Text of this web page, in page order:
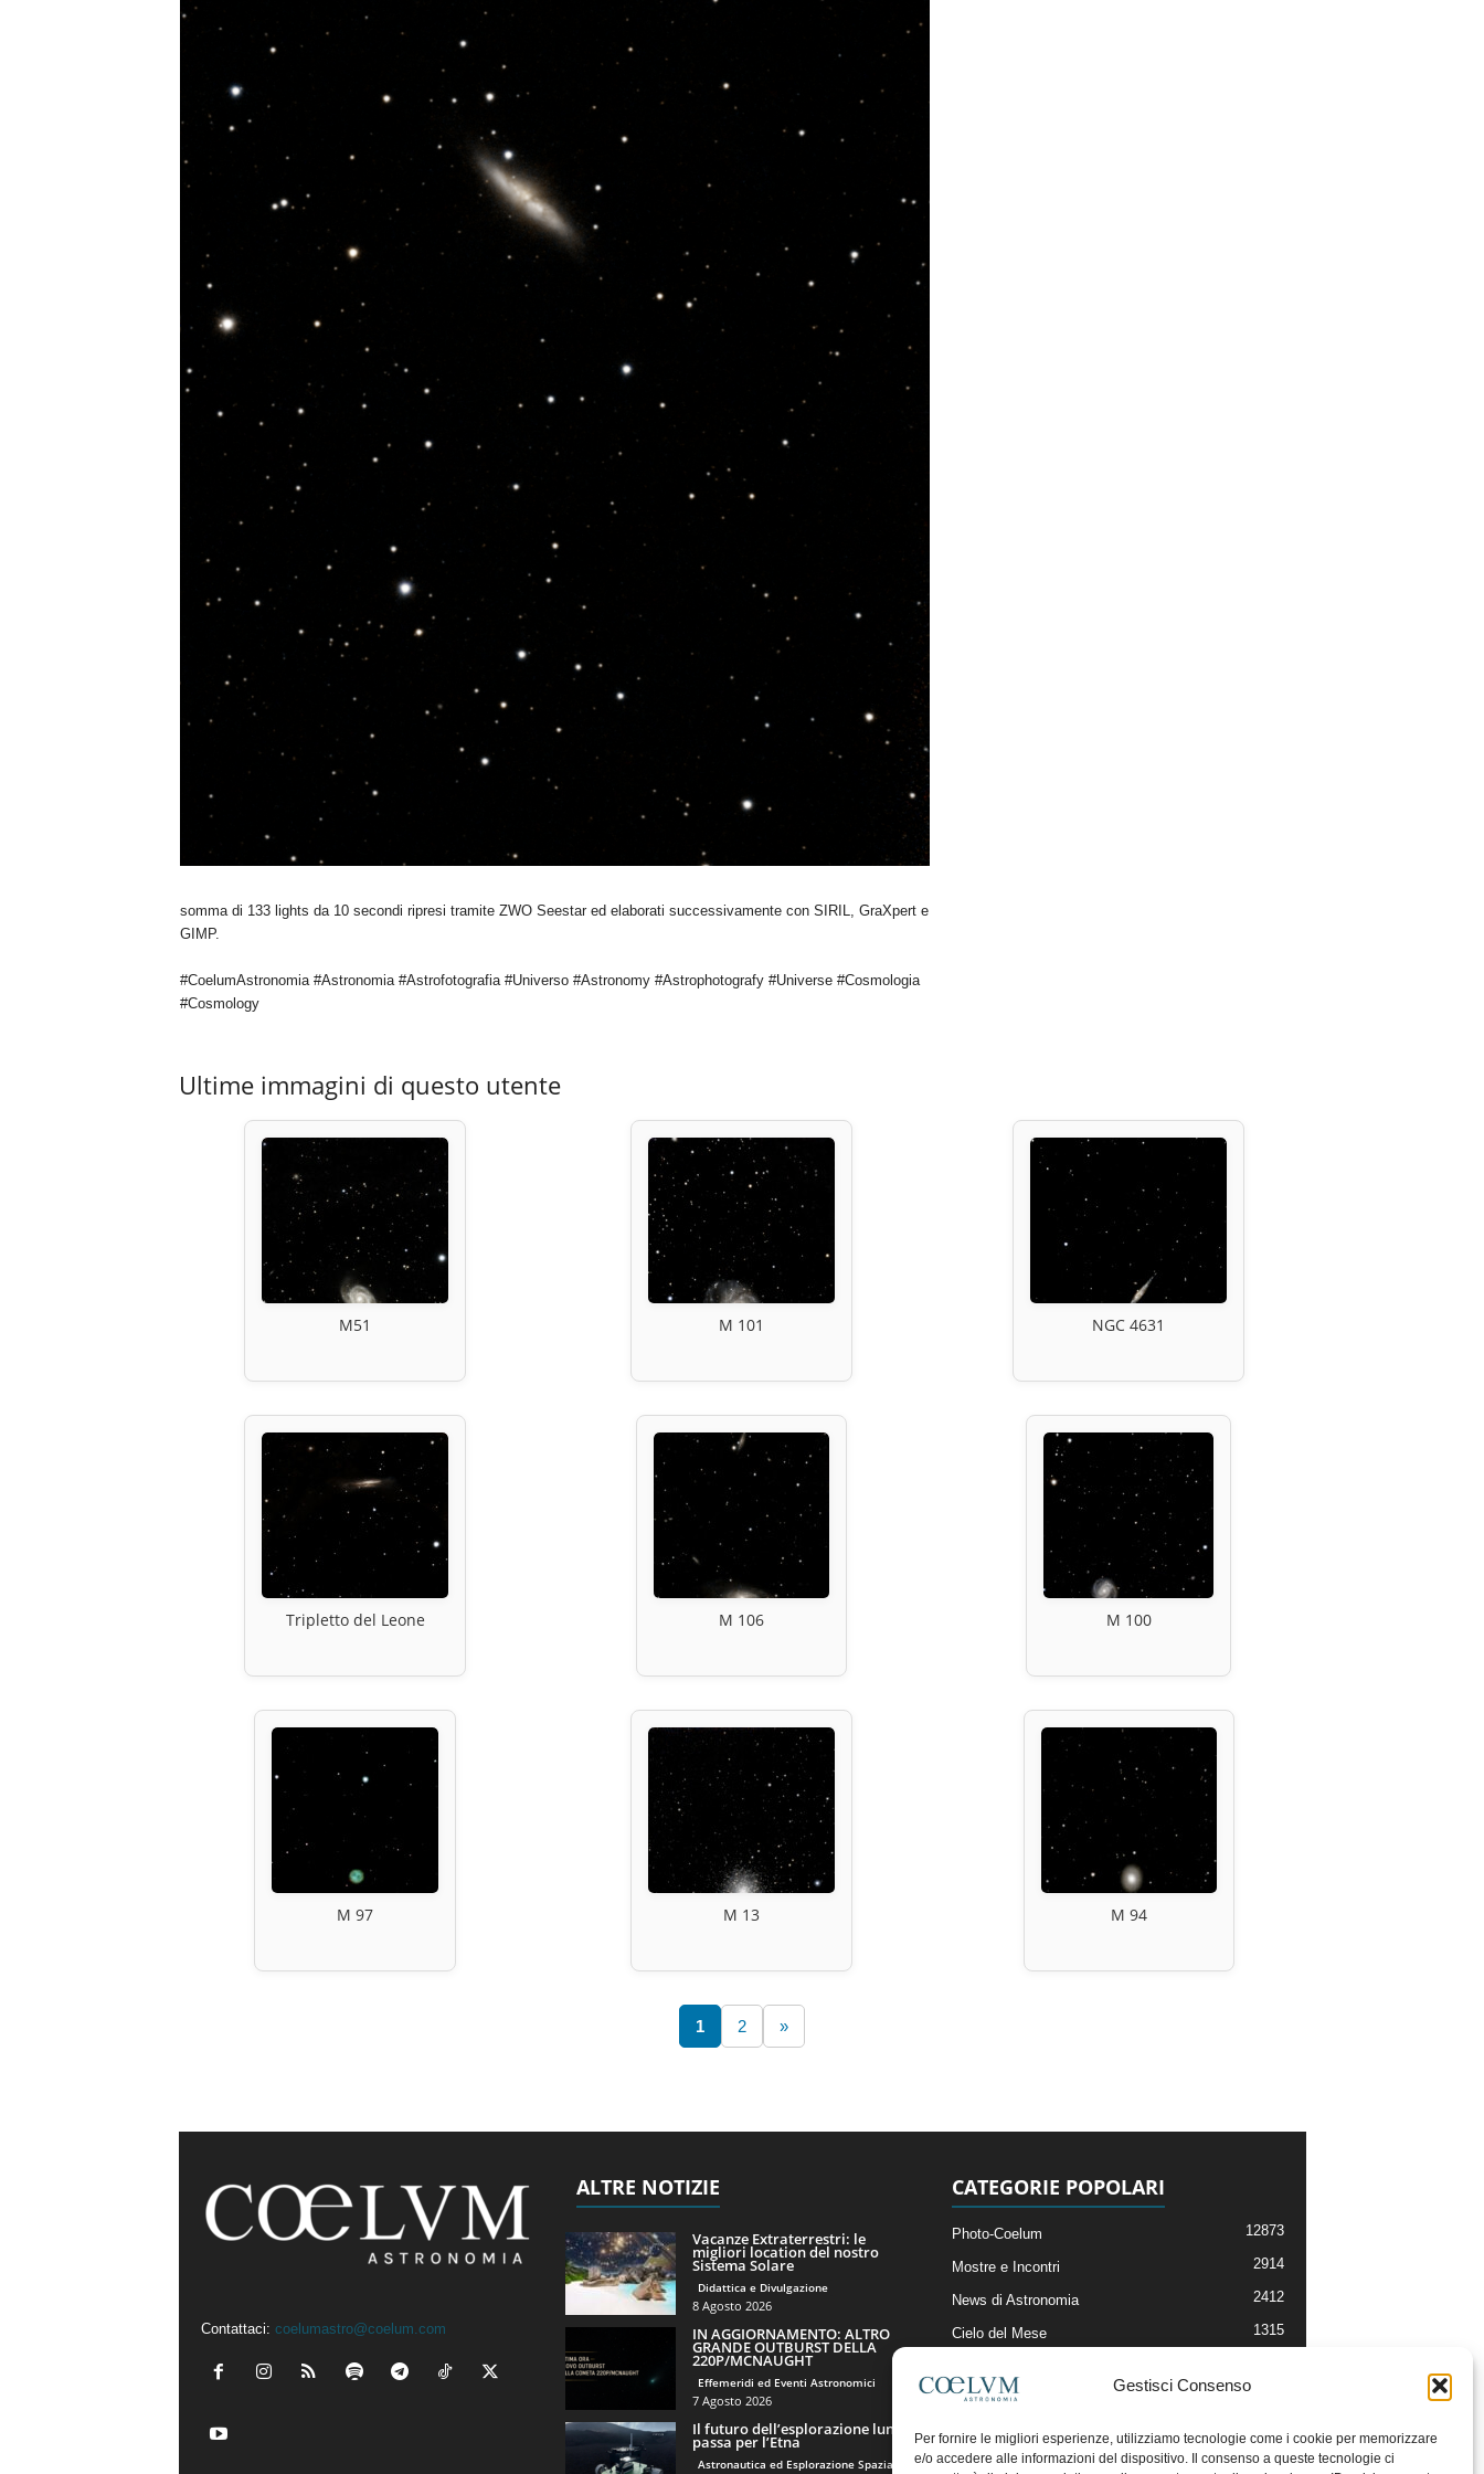
Gestisci Consenso
Per fornire le migliori esperienze, utilizziamo tecnologie come i cookie per memorizzare
e/o accedere alle informazioni del dispositivo. Il consenso a queste tecnologie ci
somma di 133 lights da 10 secondi ripresi tramite ZWO Seestar ed elaborati successivamente con SIRIL, GraXpert e
GIMP.
#CoelumAstronomia #Astronomia #Astrofotografia #Universo #Astronomy #Astrophotografy #Universe #Cosmologia
#Cosmology
Ultime immagini di questo utente
M51 M 101 NGC 4631
Tripletto del Leone M 106 M 100
M 97 M 13 M 94
1 2 »
Contattaci: coelumastro@coelum.com
ALTRE NOTIZIE
Vacanze Extraterrestri: le
migliori location del nostro
Sistema Solare
Didattica e Divulgazione
8 Agosto 2026
IN AGGIORNAMENTO: ALTRO
GRANDE OUTBURST DELLA
220P/MCNAUGHT
Effemeridi ed Eventi Astronomici
7 Agosto 2026
Il futuro dell’esplorazione lunare
passa per l’Etna
Astronautica ed Esplorazione Spaziale
CATEGORIE POPOLARI
Photo-Coelum 12873
Mostre e Incontri 2914
News di Astronomia 2412
Cielo del Mese 1315
Articoli e Risorse On-Line
Il Blog della Redazione